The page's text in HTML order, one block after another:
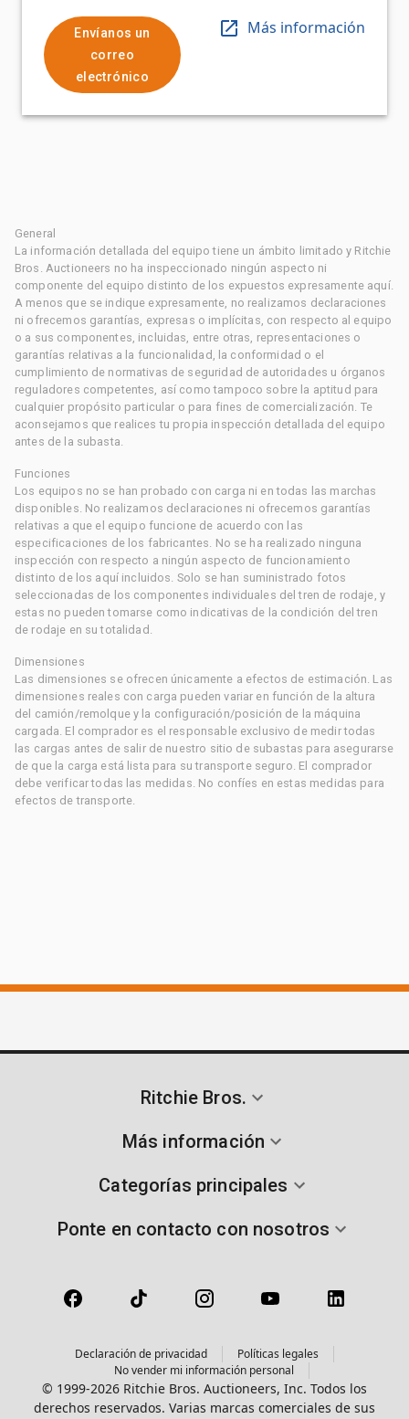
Envíanos un
correo
electrónico
Más información
General
La información detallada del equipo tiene un ámbito limitado y Ritchie
Bros. Auctioneers no ha inspeccionado ningún aspecto ni
componente del equipo distinto de los expuestos expresamente aquí.
A menos que se indique expresamente, no realizamos declaraciones
ni ofrecemos garantías, expresas o implícitas, con respecto al equipo
o a sus componentes, incluidas, entre otras, representaciones o
garantías relativas a la funcionalidad, la conformidad o el
cumplimiento de normativas de seguridad de autoridades u órganos
reguladores competentes, así como tampoco sobre la aptitud para
cualquier propósito particular o para fines de comercialización. Te
aconsejamos que realices tu propia inspección detallada del equipo
antes de la subasta.
Funciones
Los equipos no se han probado con carga ni en todas las marchas
disponibles. No realizamos declaraciones ni ofrecemos garantías
relativas a que el equipo funcione de acuerdo con las
especificaciones de los fabricantes. No se ha realizado ninguna
inspección con respecto a ningún aspecto de funcionamiento
distinto de los aquí incluidos. Solo se han suministrado fotos
seleccionadas de los componentes individuales del tren de rodaje, y
estas no pueden tomarse como indicativas de la condición del tren
de rodaje en su totalidad.
Dimensiones
Las dimensiones se ofrecen únicamente a efectos de estimación. Las
dimensiones reales con carga pueden variar en función de la altura
del camión/remolque y la configuración/posición de la máquina
cargada. El comprador es el responsable exclusivo de medir todas
las cargas antes de salir de nuestro sitio de subastas para asegurarse
de que la carga está lista para su transporte seguro. El comprador
debe verificar todas las medidas. No confíes en estas medidas para
efectos de transporte.
Ritchie Bros.
Más información
Categorías principales
Ponte en contacto con nosotros
Declaración de privacidad
Políticas legales
No vender mi información personal
© 1999-2026 Ritchie Bros. Auctioneers, Inc. Todos los
derechos reservados. Varias marcas comerciales de sus